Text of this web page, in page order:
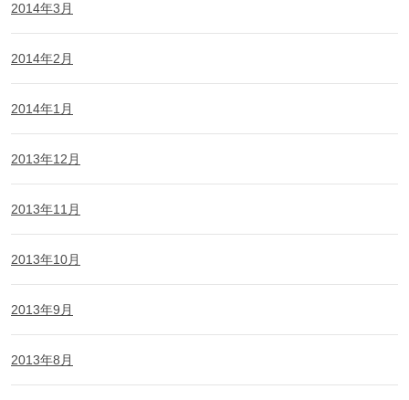
2014年3月
2014年2月
2014年1月
2013年12月
2013年11月
2013年10月
2013年9月
2013年8月